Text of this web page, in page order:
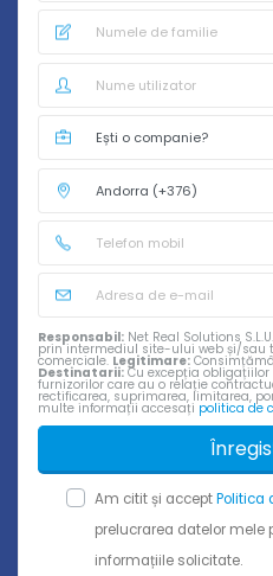
Responsabil: Net Real Solutions S.L.U.
prin intermediul site-ului web și/sau
comerciale. Legitimare:
Destinatarii: Cu excepția
furnizorilor care au o relație
rectificarea, suprimarea, limitarea,
multe informații accesați politica de
Am citit și acceptPolitica
prelucrarea datelor mele
informațiile solicitate.